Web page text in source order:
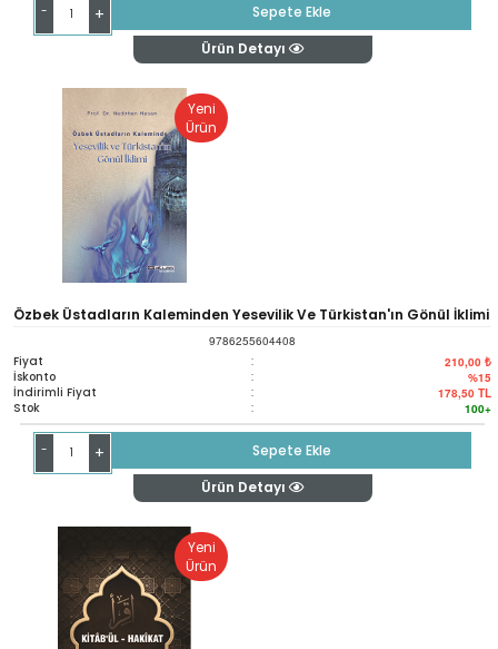
- +
Sepete Ekle
Ürün Detayı
Yeni
Ürün
Özbek Üstadların Kaleminden Yesevilik Ve Türkistan'ın Gönül İklimi
9786255604408
Fiyat : 210,00 ₺
İskonto : %15
İndirimli Fiyat : 178,50 TL
Stok : 100+
- +
Sepete Ekle
Ürün Detayı
Yeni
Ürün